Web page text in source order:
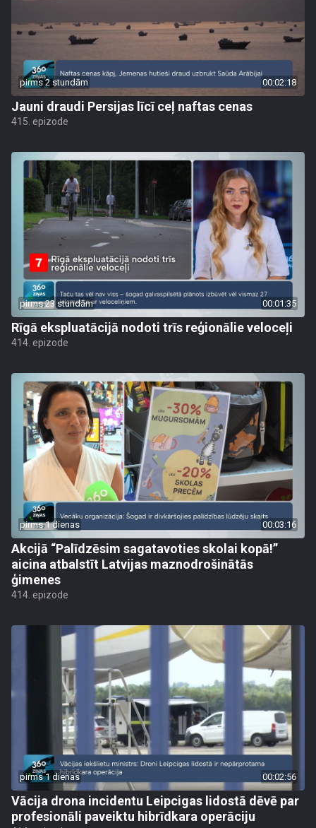
pirms 2 stundām 00:02:18
Jauni draudi Persijas līcī ceļ naftas cenas
415. epizode
pirms 23 stundām 00:01:35
Rīgā ekspluatācijā nodoti trīs reģionālie veloceļi
414. epizode
pirms 1 dienas 00:03:16
Akcijā “Palīdzēsim sagatavoties skolai kopā!”
aicina atbalstīt Latvijas maznodrošinātās
ģimenes
414. epizode
pirms 1 dienas 00:02:56
Vācija drona incidentu Leipcigas lidostā dēvē par
profesionāli paveiktu hibrīdkara operāciju